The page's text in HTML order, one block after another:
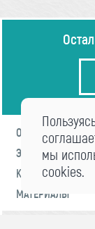
О ФОРУМЕ
ЭКСПЕРТЫ
КОНТАКТЫ
МАТЕРИАЛЫ
мы
cookies.